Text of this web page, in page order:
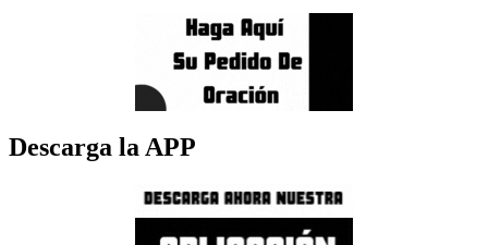
Descarga la APP